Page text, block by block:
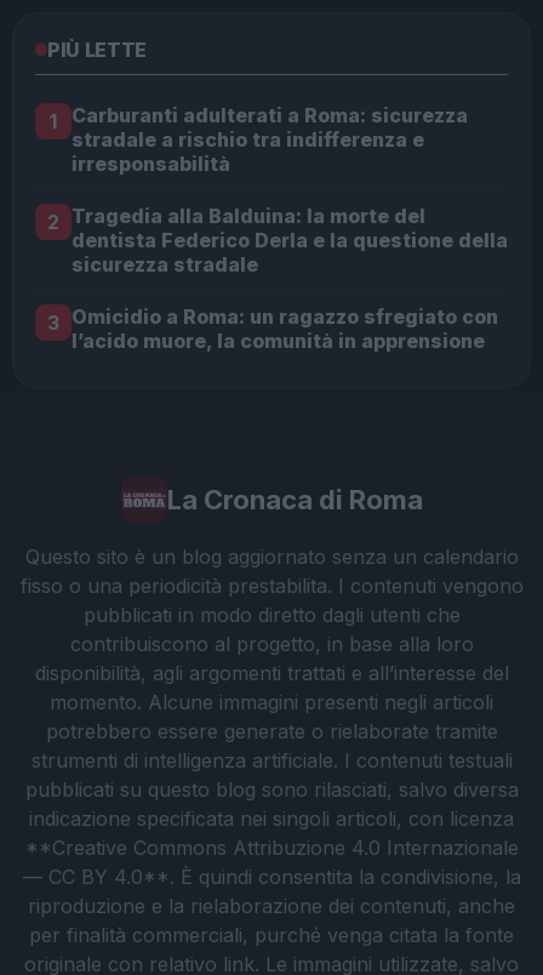
PIÙ LETTE
1
Carburanti adulterati a Roma: sicurezza
stradale a rischio tra indifferenza e
irresponsabilità
2 Tragedia alla Balduina: la morte del
dentista Federico Derla e la questione della
sicurezza stradale
3 Omicidio a Roma: un ragazzo sfregiato con
l’acido muore, la comunità in apprensione
La Cronaca di Roma
Questo sito è un blog aggiornato senza un calendario
fisso o una periodicità prestabilita. I contenuti vengono
pubblicati in modo diretto dagli utenti che
contribuiscono al progetto, in base alla loro
disponibilità, agli argomenti trattati e all’interesse del
momento. Alcune immagini presenti negli articoli
potrebbero essere generate o rielaborate tramite
strumenti di intelligenza artificiale. I contenuti testuali
pubblicati su questo blog sono rilasciati, salvo diversa
indicazione specificata nei singoli articoli, con licenza
**Creative Commons Attribuzione 4.0 Internazionale
— CC BY 4.0**. È quindi consentita la condivisione, la
riproduzione e la rielaborazione dei contenuti, anche
per finalità commerciali, purché venga citata la fonte
originale con relativo link. Le immagini utilizzate, salvo